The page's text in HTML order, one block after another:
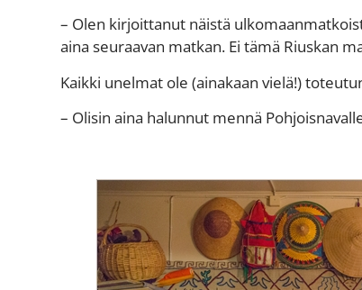
– Olen kirjoittanut näistä
aina seuraavan matkan. Ei tämä Riuskan
Kaikki unelmat ole (ainakaan vielä!)
– Olisin aina halunnut mennä